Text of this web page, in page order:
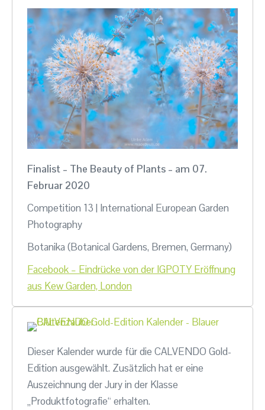
Finalist – The Beauty of Plants – am 07.
Februar 2020
Competition 13 | International European Garden
Photography
Botanika (Botanical Gardens, Bremen, Germany)
Facebook – Eindrücke von der IGPOTY Eröffnung
aus Kew Garden, London
Dieser Kalender wurde für die CALVENDO Gold-
Edition ausgewählt. Zusätzlich hat er eine
Auszeichnung der Jury in der Klasse
„Produktfotografie“ erhalten.